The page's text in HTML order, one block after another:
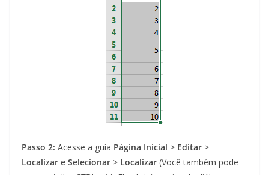
Passo 2: Acesse a guia Página Inicial > Editar >
Localizar e Selecionar > Localizar (Você também pode